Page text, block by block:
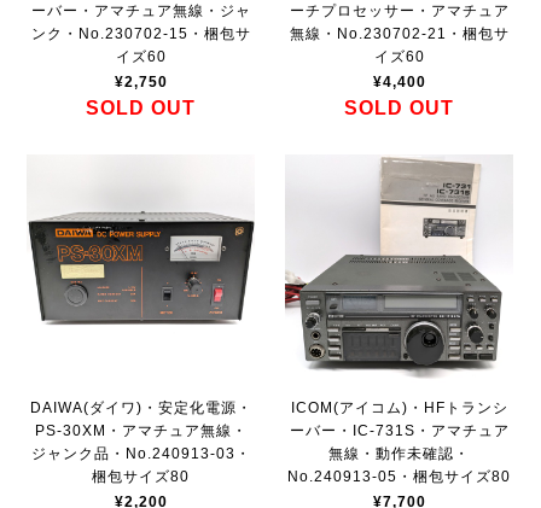
ーバー・アマチュア無線・ジャ
ンク・No.230702-15・梱包サ
イズ60
¥2,750
SOLD OUT
ーチプロセッサー・アマチュア
無線・No.230702-21・梱包サ
イズ60
¥4,400
SOLD OUT
DAIWA(ダイワ)・安定化電源・
PS-30XM・アマチュア無線・
ジャンク品・No.240913-03・
梱包サイズ80
¥2,200
ICOM(アイコム)・HFトランシ
ーバー・IC-731S・アマチュア
無線・動作未確認・
No.240913-05・梱包サイズ80
¥7,700